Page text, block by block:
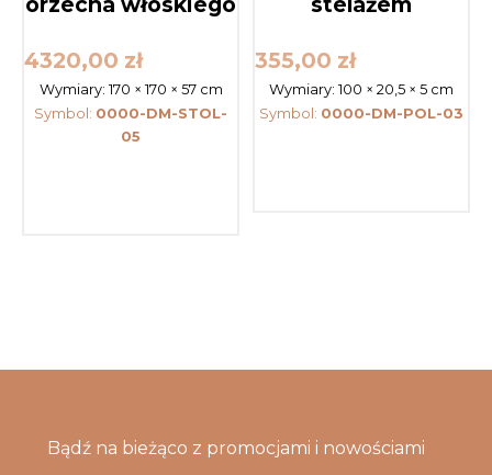
4320,00 zł
Wymiary: 170 × 170 × 57 cm
Symbol: 0000-DM-STOL-
05
355,00 zł
Wymiary: 100 × 20,5 × 5 cm
Symbol: 0000-DM-POL-03
Bądź na bieżąco z promocjami i nowościami